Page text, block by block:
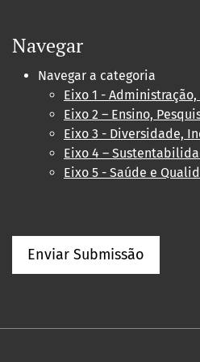
Navegar
Navegar a categoria
Eixo 1 -
Eixo 2 – Ensino,
Eixo 3 - Diversidade,
Eixo 4 –
Eixo 5 - Saúde e
Enviar Submissão